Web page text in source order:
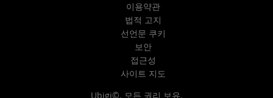
이용약관
법적 고지
선언문 쿠키
보안
접근성
사이트 지도
Ubigi©. 모든 권리 보유.